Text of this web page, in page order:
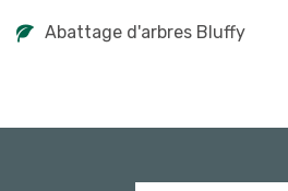
Abattage d'arbres Bluffy